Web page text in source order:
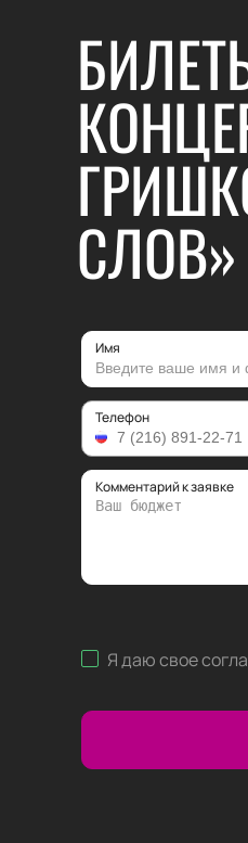
СЛОВ»
Имя
Телефон
Комментарий к заявке
Я даю свое